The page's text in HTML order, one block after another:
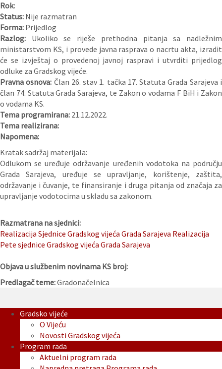
Rok:
Status: Nije razmatran
Forma: Prijedlog
Razlog: Ukoliko se riješe prethodna pitanja sa nadležnim
ministarstvom KS, i provede javna rasprava o nacrtu akta, izradit
će se izvještaj o provedenoj javnoj raspravi i utvrditi prijedlog
odluke za Gradskog vijeće.
Pravna osnova: Član 26. stav 1. tačka 17. Statuta Grada Sarajeva i
član 74. Statuta Grada Sarajeva, te Zakon o vodama F BiH i Zakon
o vodama KS.
Tema programirana: 21.12.2022.
Tema realizirana:
Napomena:
Kratak sadržaj materijala:
Odlukom se uređuje održavanje uređenih vodotoka na području
Grada Sarajeva, uređuje se upravljanje, korištenje, zaštita,
održavanje i čuvanje, te finansiranje i druga pitanja od značaja za
upravljanje vodotocima u skladu sa zakonom.
Razmatrana na sjednici:
Realizacija Sjednice Gradskog vijeća Grada Sarajeva Realizacija
Pete sjednice Gradskog vijeća Grada Sarajeva
Objava u službenim novinama KS broj:
Predlagač teme:Gradonačelnica
Gradsko vijeće
O Vijeću
Novosti Gradskog vijeća
Program rada
Aktuelni program rada